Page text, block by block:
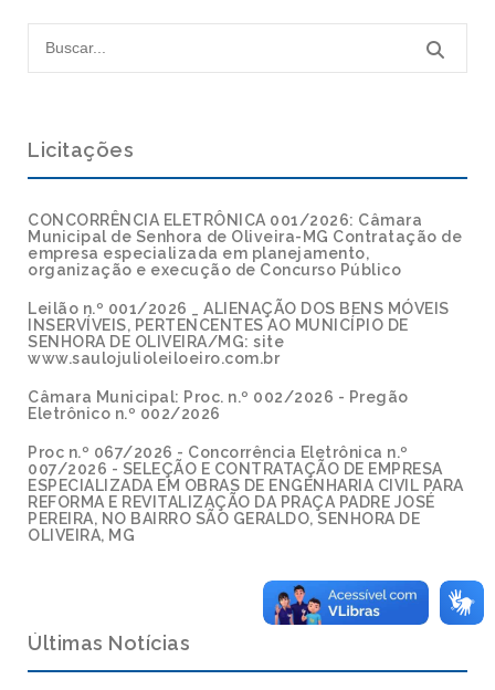
Licitações
CONCORRÊNCIA ELETRÔNICA 001/2026: Câmara
Municipal de Senhora de Oliveira-MG Contratação de
empresa especializada em planejamento,
organização e execução de Concurso Público
Leilão n.º 001/2026 _ ALIENAÇÃO DOS BENS MÓVEIS
INSERVÍVEIS, PERTENCENTES AO MUNICÍPIO DE
SENHORA DE OLIVEIRA/MG: site
www.saulojulioleiloeiro.com.br
Câmara Municipal: Proc. n.º 002/2026 - Pregão
Eletrônico n.º 002/2026
Proc n.º 067/2026 - Concorrência Eletrônica n.º
007/2026 - SELEÇÃO E CONTRATAÇÃO DE EMPRESA
ESPECIALIZADA EM OBRAS DE ENGENHARIA CIVIL PARA
REFORMA E REVITALIZAÇÃO DA PRAÇA PADRE JOSÉ
PEREIRA, NO BAIRRO SÃO GERALDO, SENHORA DE
OLIVEIRA, MG
Últimas Notícias